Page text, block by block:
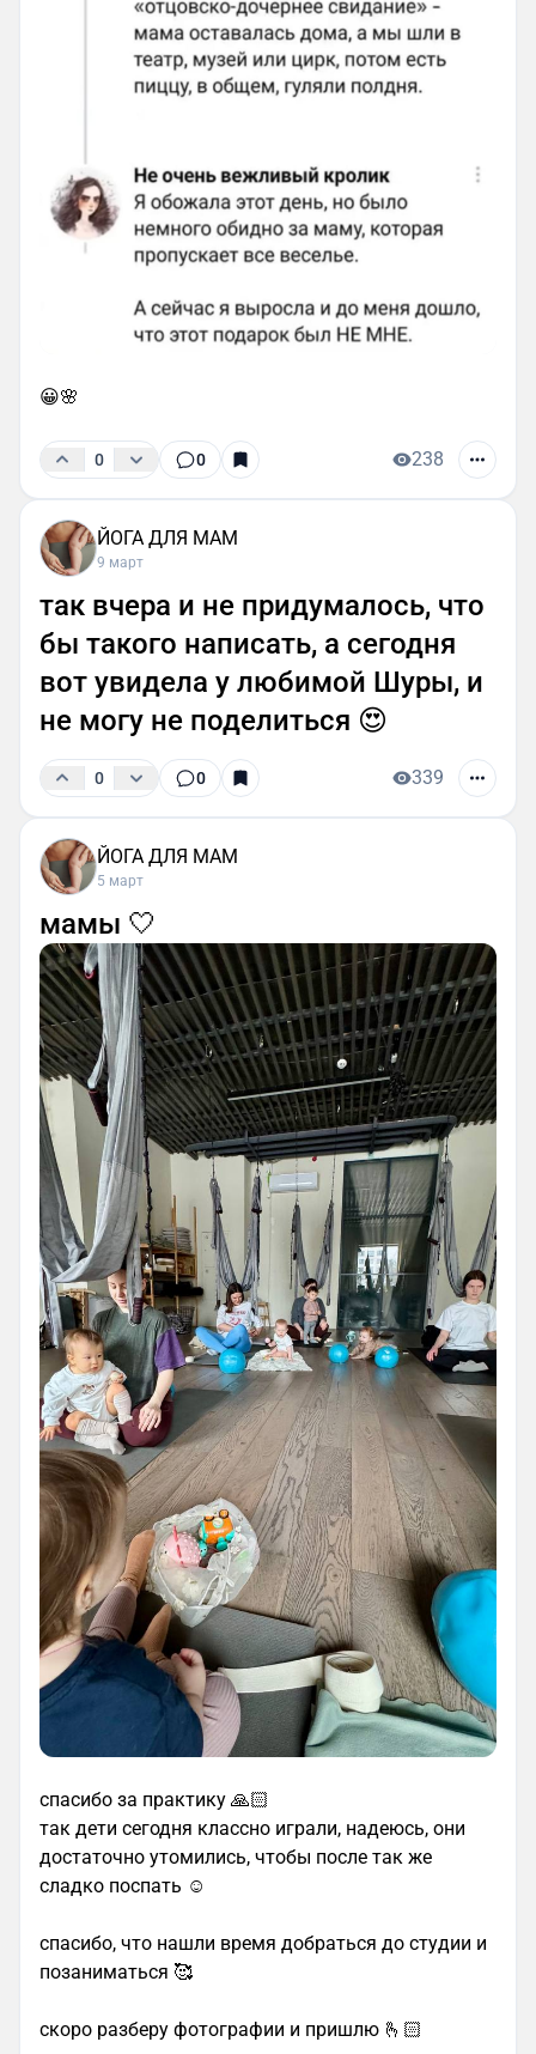
😀🌸
0 0 238
ЙОГА ДЛЯ МАМ
9 март
так вчера и не придумалось, что
бы такого написать, а сегодня
вот увидела у любимой Шуры, и
не могу не поделиться 😍
0 0 339
ЙОГА ДЛЯ МАМ
5 март
мамы 🤍
спасибо за практику 🙏🏻
так дети сегодня классно играли, надеюсь, они
достаточно утомились, чтобы после так же
сладко поспать ☺️
спасибо, что нашли время добраться до студии и
позаниматься 🥰
скоро разберу фотографии и пришлю 🫰🏻